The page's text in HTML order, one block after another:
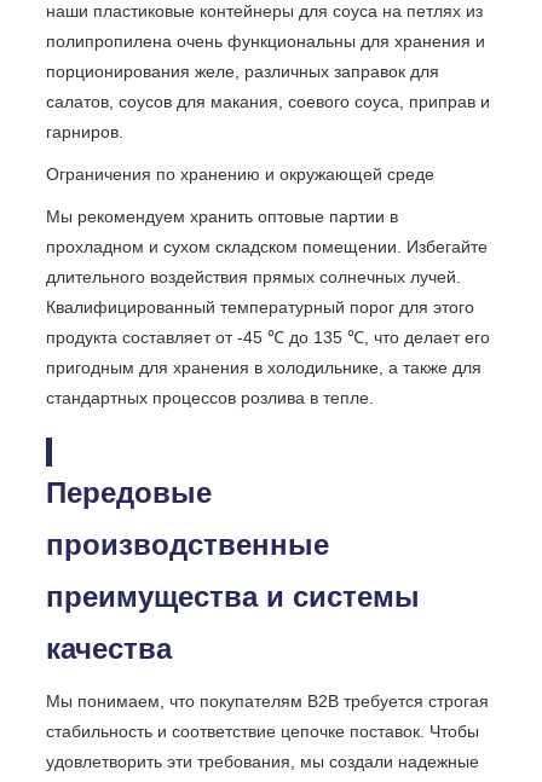
наши пластиковые контейнеры для соуса на петлях из
полипропилена очень функциональны для хранения и
порционирования желе, различных заправок для
салатов, соусов для макания, соевого соуса, приправ и
гарниров.
Ограничения по хранению и окружающей среде
Мы рекомендуем хранить оптовые партии в
прохладном и сухом складском помещении. Избегайте
длительного воздействия прямых солнечных лучей.
Квалифицированный температурный порог для этого
продукта составляет от -45 ℃ до 135 ℃, что делает его
пригодным для хранения в холодильнике, а также для
стандартных процессов розлива в тепле.
Передовые
производственные
преимущества и системы
качества
Мы понимаем, что покупателям B2B требуется строгая
стабильность и соответствие цепочке поставок. Чтобы
удовлетворить эти требования, мы создали надежные